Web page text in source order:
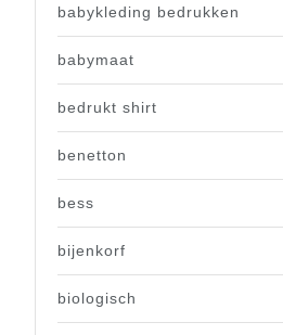
babykleding bedrukken
babymaat
bedrukt shirt
benetton
bess
bijenkorf
biologisch